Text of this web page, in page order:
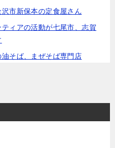
沢市新保本の定食屋さん
ィアの活動が七尾市、志賀
油そば、まぜそば専門店